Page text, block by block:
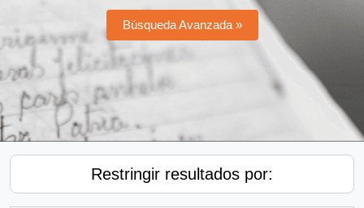
Búsqueda Avanzada »
Restringir resultados por: